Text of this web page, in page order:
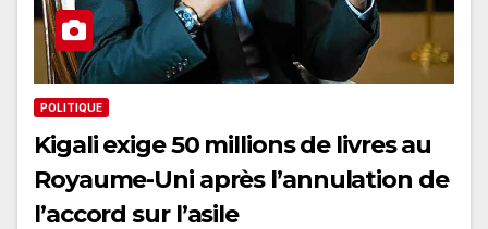
POLITIQUE
Kigali exige 50 millions de livres au
Royaume-Uni après l’annulation de
l’accord sur l’asile